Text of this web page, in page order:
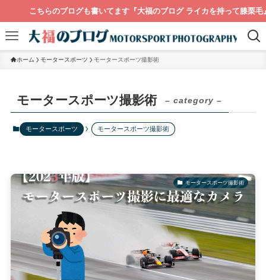
のブログも書いてます『大福のブログ ライカを持って膝栗毛』
ホーム モータースポーツ モータースポーツ撮影術
モータースポーツ撮影術 – category –
モータースポーツ モータースポーツ撮影術
モータースポーツ撮影術